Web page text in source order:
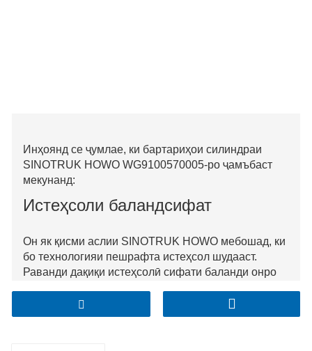
Инҳоянд се ҷумлае, ки бартариҳои силиндраи
SINOTRUK HOWO WG9100570005-ро ҷамъбаст
мекунанд:
Истеҳсоли баландсифат
Он як қисми аслии SINOTRUK HOWO мебошад, ки
бо технологияи пешрафта истеҳсол шудааст.
Раванди дақиқи истеҳсолӣ сифати баланди онро
боздории мошин устувор кор кунад.